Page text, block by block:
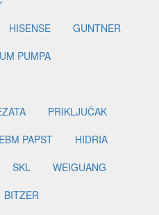
HISENSE
GUNTNER
PUMPA
PRIKLJUČAK
EBM PAPST
HIDRIA
SKL
WEIGUANG
BITZER